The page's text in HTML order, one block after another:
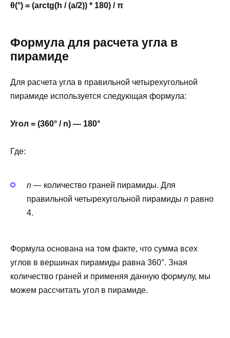
θ(°) = (arctg(h / (a/2)) * 180) / π
Формула для расчета угла в
пирамиде
Для расчета угла в правильной четырехугольной
пирамиде используется следующая формула:
Угол = (360° / n) — 180°
Где:
n — количество граней пирамиды. Для
правильной четырехугольной пирамиды n равно
4.
Формула основана на том факте, что сумма всех
углов в вершинах пирамиды равна 360°. Зная
количество граней и применяя данную формулу, мы
можем рассчитать угол в пирамиде.